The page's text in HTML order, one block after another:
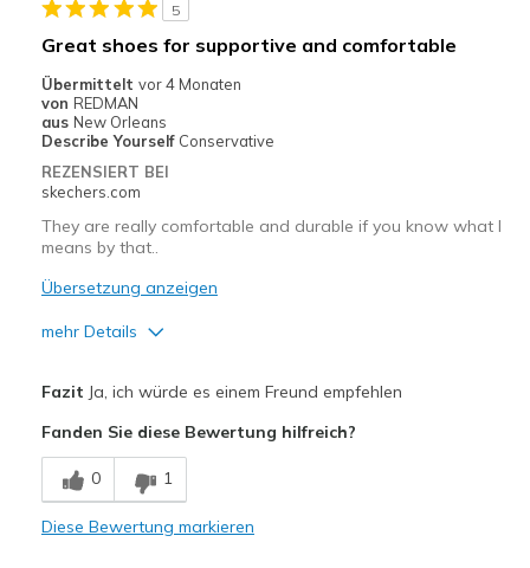
Geeignete Verwendung
Going Out
Travel
Width
Sizing
Feels true to size
5
Great shoes for supportive and comfortable
Übermittelt vor 4 Monaten
von REDMAN
aus New Orleans
Describe Yourself Conservative
REZENSIERT BEI
skechers.com
They are really comfortable and durable if you know what I
means by that..
Übersetzung anzeigen
mehr Details
Breathe Well
Comfortable
Fazit Ja, ich würde es einem Freund empfehlen
Fanden Sie diese Bewertung hilfreich?
0 1
Diese Bewertung markieren